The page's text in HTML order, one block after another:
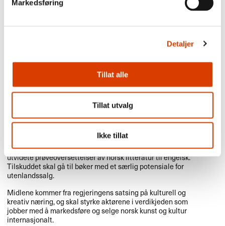
Markedsføring
Detaljer
Tillat alle
Tillat utvalg
Ikke tillat
sakprosa for barn/unge og voksne.
prioriteres.
1. september
Søknadsfrist: Utvidete
prøveoversettelser av norsk litteratur
Norske agenter og forlag kan søkeNORLAom tilskudd til
utvidete prøveoversettelser av norsk litteratur til engelsk.
Tilskuddet skal gå til bøker med et særlig potensiale for
utenlandssalg.
Midlene kommer fra regjeringens satsing på kulturell og
kreativ næring, og skal styrke aktørene i verdikjeden som
jobber med å markedsføre og selge norsk kunst og kultur
internasjonalt.